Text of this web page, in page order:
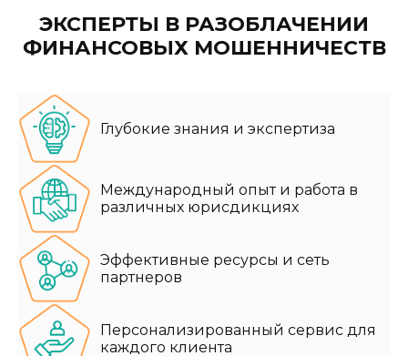
ЭКСПЕРТЫ В РАЗОБЛАЧЕНИИ
ФИНАНСОВЫХ МОШЕННИЧЕСТВ
Глубокие знания и экспертиза
Международный опыт и работа в
различных юрисдикциях
Эффективные ресурсы и сеть
партнеров
Персонализированный сервис для
каждого клиента